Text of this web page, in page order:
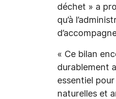
déchet » a
qu’à
« Ce bilan
durablement
essentiel
naturelles et